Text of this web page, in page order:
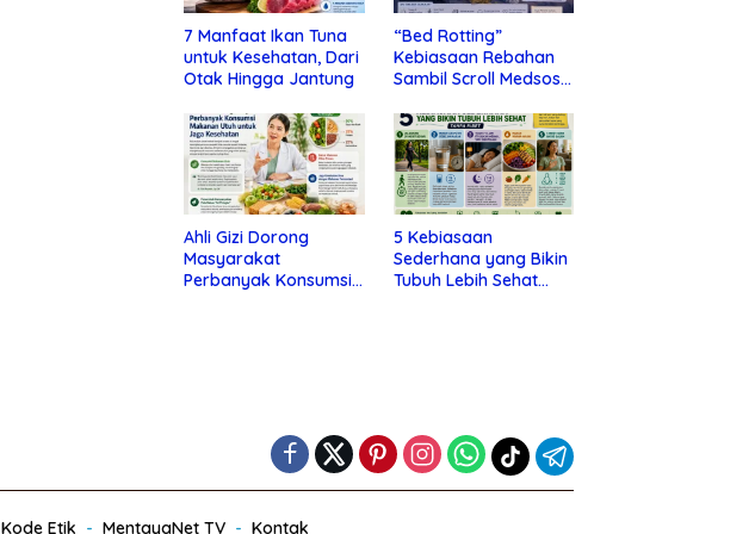
7 Manfaat Ikan Tuna
untuk Kesehatan, Dari
Otak Hingga Jantung
“Bed Rotting”
Kebiasaan Rebahan
Sambil Scroll Medsos
Depresi
Ahli Gizi Dorong
Masyarakat
Perbanyak Konsumsi
5 Kebiasaan
Sederhana yang Bikin
Tubuh Lebih Sehat
Kode Etik MentayaNet TV Kontak